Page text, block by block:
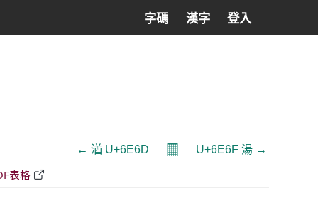
字碼 漢字 登入
← 湭 U+6E6D 𝄜 U+6E6F 湯 →
表格